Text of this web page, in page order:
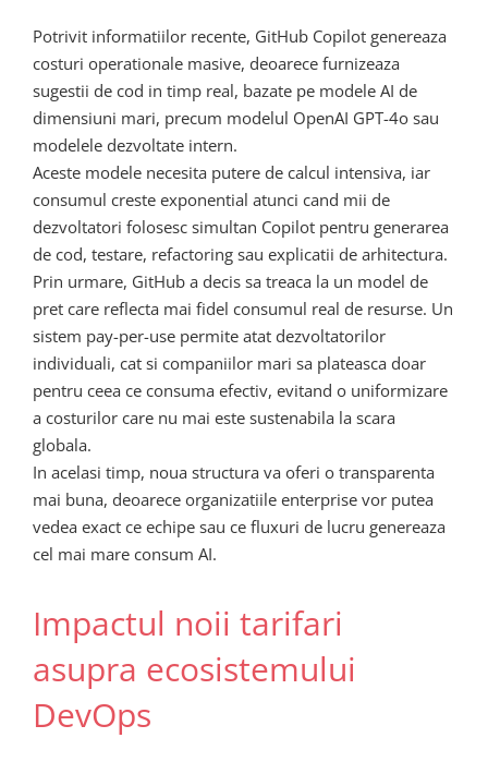
Potrivit informatiilor recente, GitHub Copilot genereaza
costuri operationale masive, deoarece furnizeaza
sugestii de cod in timp real, bazate pe modele AI de
dimensiuni mari, precum modelul OpenAI GPT-4o sau
modelele dezvoltate intern.
Aceste modele necesita putere de calcul intensiva, iar
consumul creste exponential atunci cand mii de
dezvoltatori folosesc simultan Copilot pentru generarea
de cod, testare, refactoring sau explicatii de arhitectura.
Prin urmare, GitHub a decis sa treaca la un model de
pret care reflecta mai fidel consumul real de resurse. Un
sistem pay-per-use permite atat dezvoltatorilor
individuali, cat si companiilor mari sa plateasca doar
pentru ceea ce consuma efectiv, evitand o uniformizare
a costurilor care nu mai este sustenabila la scara
globala.
In acelasi timp, noua structura va oferi o transparenta
mai buna, deoarece organizatiile enterprise vor putea
vedea exact ce echipe sau ce fluxuri de lucru genereaza
cel mai mare consum AI.
Impactul noii tarifari
asupra ecosistemului
DevOps